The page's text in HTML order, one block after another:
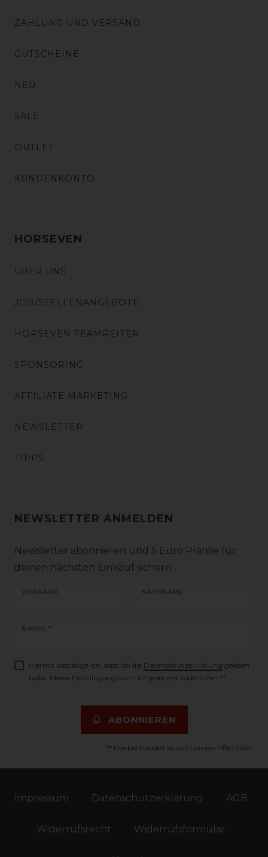
ZAHLUNG UND VERSAND
GUTSCHEINE
NEU
SALE
OUTLET
KUNDENKONTO
HORSEVEN
ÜBER UNS
JOB/STELLENANGEBOTE
HORSEVEN TEAMREITER
SPONSORING
AFFILIATE MARKETING
NEWSLETTER
TIPPS
NEWSLETTER ANMELDEN
Newsletter abonnieren und 5 Euro Prämie für
deinen nächsten Einkauf sichern
VORNAME NACHNAME
E-MAIL **
Newsletter
Hiermit bestätige ich, dass ich die Daten­schutz­erklärung gelesen
habe. Meine Einwilligung kann ich jederzeit widerrufen.**
ABONNIEREN
** Hierbei handelt es sich um ein Pflichtfeld.
Impressum Daten­schutz­erklärung AGB
Widerrufs­recht Widerrufs­formular